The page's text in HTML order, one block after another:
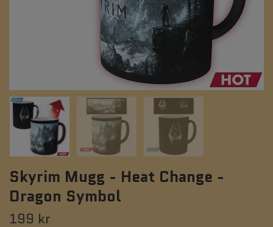
Skyrim Mugg - Heat Change -
Dragon Symbol
199 kr